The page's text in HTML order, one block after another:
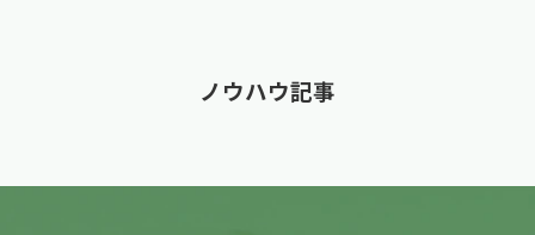
ノウハウ記事